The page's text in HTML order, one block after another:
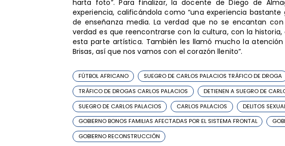
harta foto”. Para finalizar, la docente de Diego de
experiencia, calificándola como “una experiencia
de enseñanza media. La verdad que no se encantan
verdad es que reencontrarse con la cultura, con la
esta parte artística. También les llamó mucho la atención
Brisas, así que nos vamos con el corazón llenito”.
FÚTBOL AFRICANO
SUEGRO DE CARLOS PALACIOS TRÁFICO DE DROGA
TRÁFICO DE DROGAS CARLOS PALACIOS
DETIENEN A SUEGRO DE
SUEGRO DE CARLOS PALACIOS
CARLOS PALACIOS
DELITOS
GOBIERNO BONOS FAMILIAS AFECTADAS POR EL SISTEMA FRONTAL
GOBIERNO RECONSTRUCCIÓN